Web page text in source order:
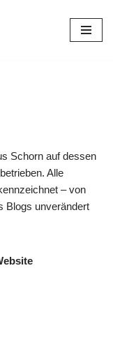
Schorn auf dessen
Alle
– von
Blogs unverändert